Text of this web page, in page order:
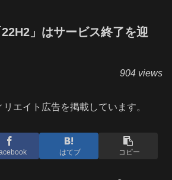
」はサービス終了を迎
904 views
エイト広告を掲載しています。
はてブ コピー